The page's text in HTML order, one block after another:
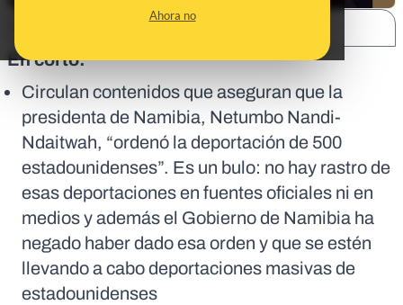
Ahora no
En corto:
Circulan contenidos que aseguran que la
presidenta de Namibia, Netumbo Nandi-
Ndaitwah, “ordenó la deportación de 500
estadounidenses”. Es un bulo: no hay rastro de
esas deportaciones en fuentes oficiales ni en
medios y además el Gobierno de Namibia ha
negado haber dado esa orden y que se estén
llevando a cabo deportaciones masivas de
estadounidenses